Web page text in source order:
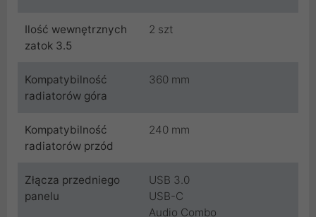
Ilość wewnętrznych
zatok 3.5
2 szt
Kompatybilność
radiatorów góra
360 mm
Kompatybilność
radiatorów przód
240 mm
Złącza przedniego
panelu
USB 3.0
USB-C
Audio Combo